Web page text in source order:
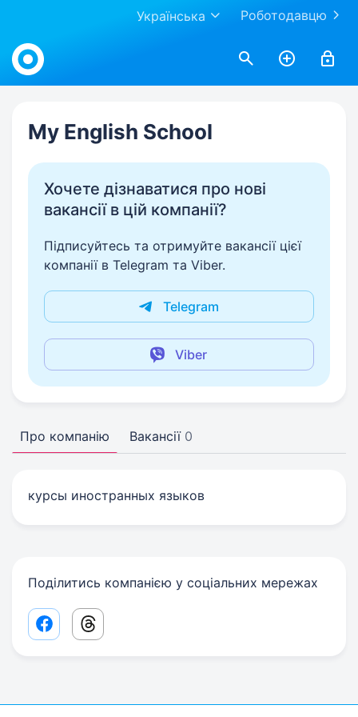
Роботодавцю
Українська
Work.ua
My English School
Хочете дізнаватися про нові
вакансії в цій компанії?
Підписуйтесь та отримуйте вакансії цієї
компанії в Telegram та Viber.
Telegram
Viber
Про компанію Вакансії 0
курсы иностранных языков
Поділитись компанією у соціальних мережах
Facebook share link
Threads share link